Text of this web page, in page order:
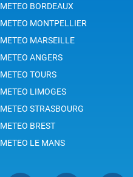
METEO BORDEAUX
METEO MONTPELLIER
METEO MARSEILLE
METEO ANGERS
METEO TOURS
METEO LIMOGES
METEO STRASBOURG
METEO BREST
METEO LE MANS